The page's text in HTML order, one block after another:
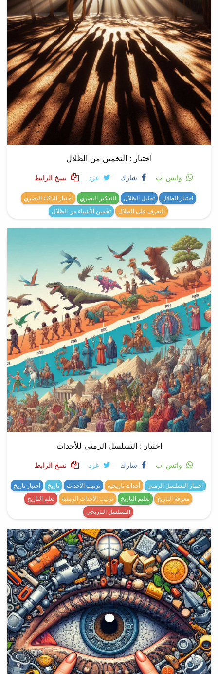
اختبار : التخمين من الظلال
واتس اب شارك غرد نسخ الرابط
اختبار الظلال تحليل الظلال التفكير البصري
اختبار الذكاء البصري
التعرف على الظلال
تخمين الأشياء من الظلال
اختبار : التسلسل الزمني للأحداث
واتس اب شارك غرد نسخ الرابط
اختبار التسلسل الزمني أحداث تاريخية ترتيب الأحداث تاريخ
اختبار تاريخ
معرفة التاريخ
تعليم التاريخ ترتيب الأحداث الزمنية
تعلم التاريخ
التسلسل التاريخي